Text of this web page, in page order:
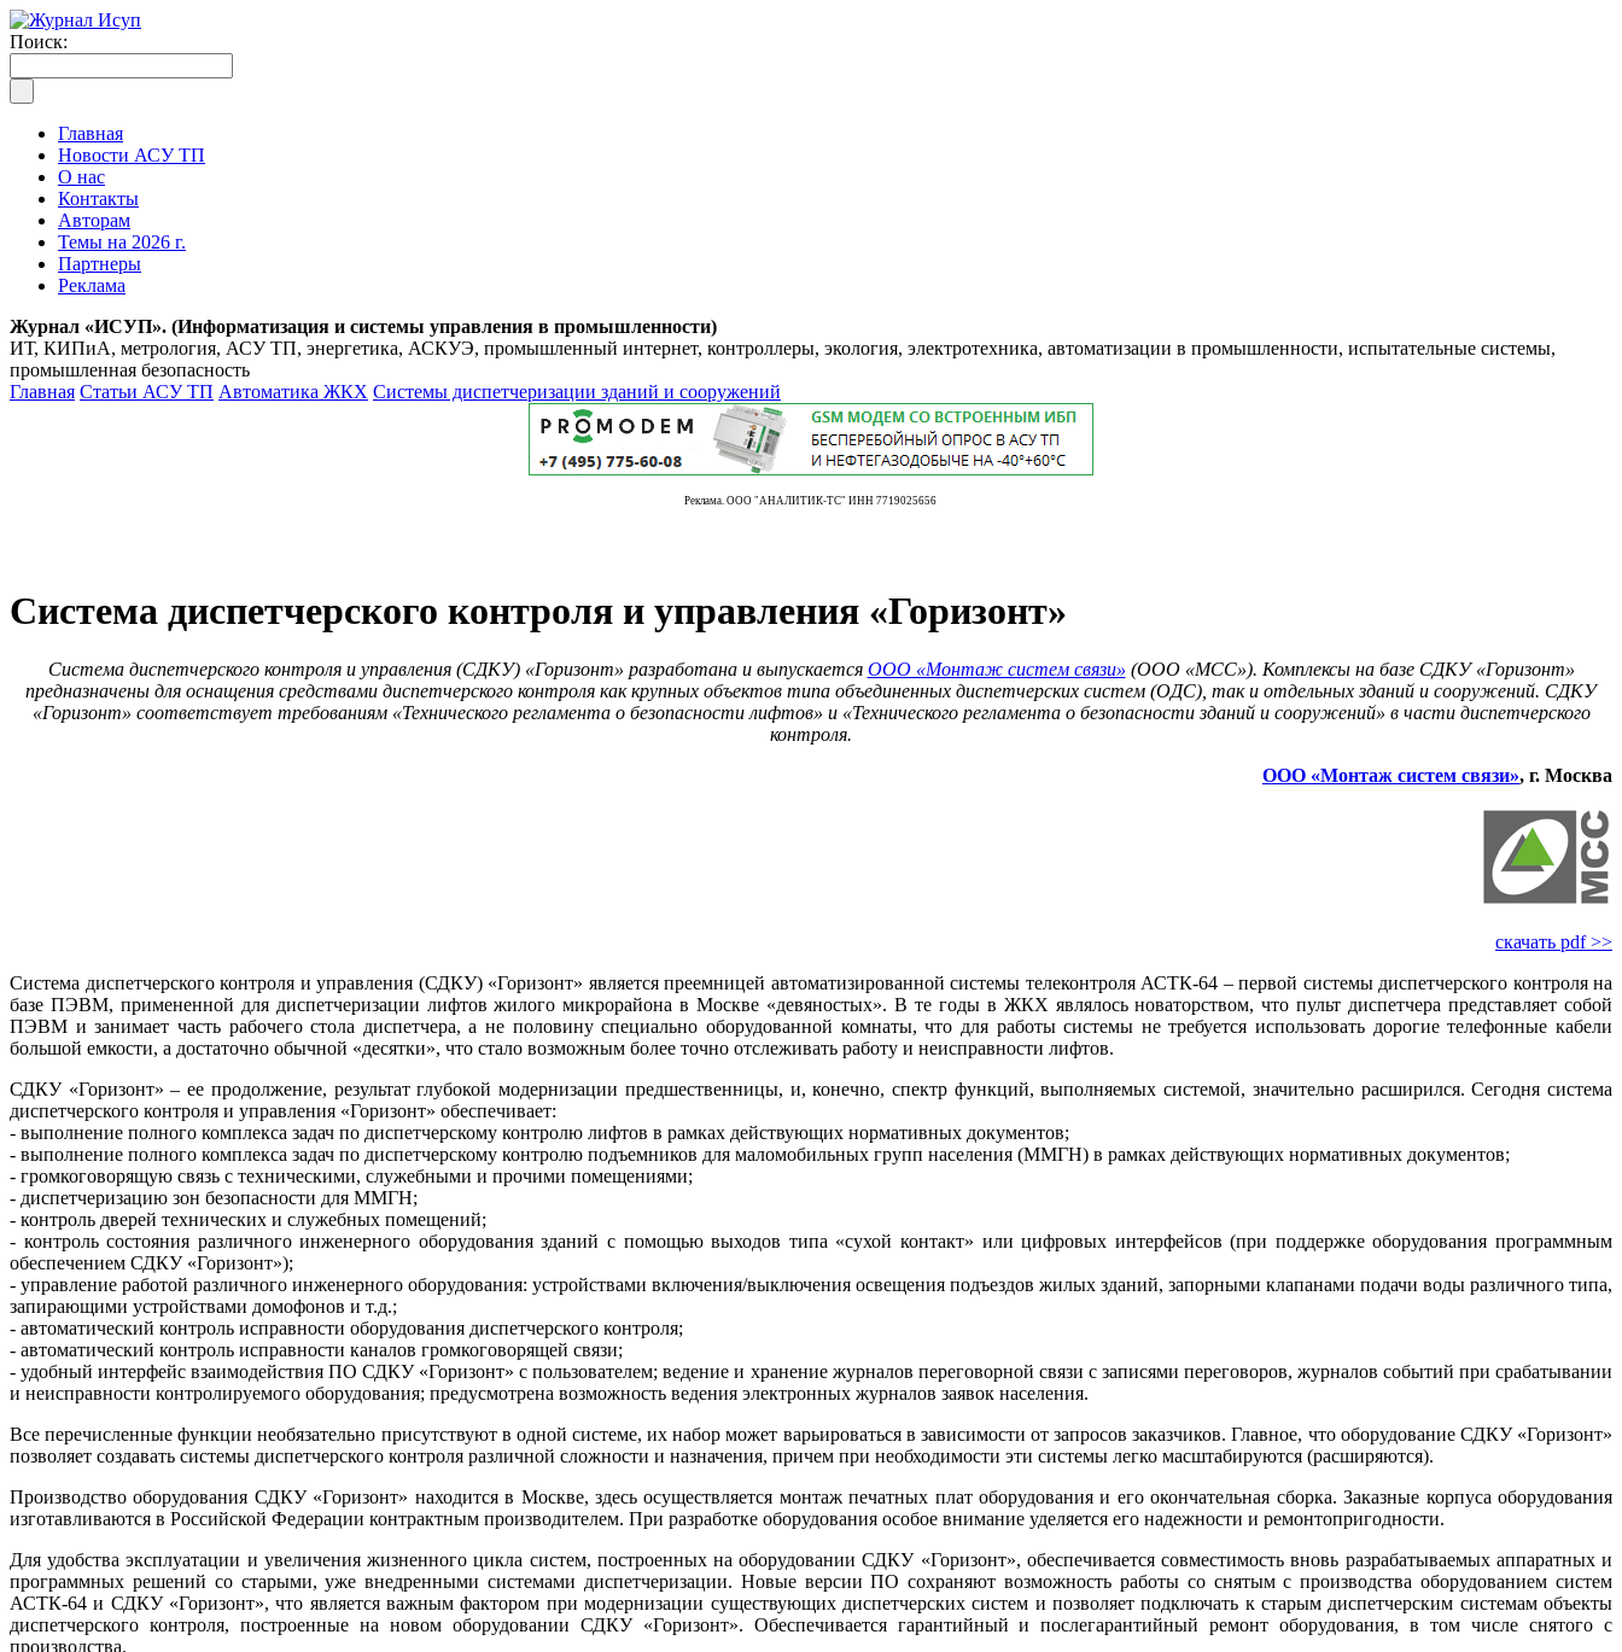
Поиск:
Главная
Новости АСУ ТП
О нас
Контакты
Авторам
Темы на 2026 г.
Партнеры
Реклама
Журнал «ИСУП». (Информатизация и системы управления в промышленности)
ИТ, КИПиА, метрология, АСУ ТП, энергетика, АСКУЭ, промышленный интернет, контроллеры, экология, электротехника, автоматизации в промышленности, испытательные системы,
промышленная безопасность
Главная Статьи АСУ ТП Автоматика ЖКХ Системы диспетчеризации зданий и сооружений
Реклама. ООО "АНАЛИТИК-ТС" ИНН 7719025656
Система диспетчерского контроля и управления «Горизонт»
Система диспетчерского контроля и управления (СДКУ) «Горизонт» разработана и выпускается ООО «Монтаж систем связи» (ООО «МСС»). Комплексы на базе СДКУ «Горизонт»
предназначены для оснащения средствами диспетчерского контроля как крупных объектов типа объединенных диспетчерских систем (ОДС), так и отдельных зданий и сооружений. СДКУ
«Горизонт» соответствует требованиям «Технического регламента о безопасности лифтов» и «Технического регламента о безопасности зданий и сооружений» в части диспетчерского
контроля.
ООО «Монтаж систем связи», г. Москва
скачать pdf >>
Система диспетчерского контроля и управления (СДКУ) «Горизонт» является преемницей автоматизированной системы телеконтроля АСТК-64 – первой системы диспетчерского контроля на
ба­зе ПЭВМ, примененной для диспетчеризации лифтов жилого микрорайона в Москве «девяностых». В те го­ды в ЖКХ являлось новаторством, что пульт диспетчера представляет собой
ПЭВМ и занимает часть рабочего стола диспетчера, а не половину специально оборудованной комнаты, что для работы системы не требуется использовать дорогие телефонные кабели
большой емкости, а достаточно обычной «десятки», что стало возможным более точно отслеживать работу и неисправности лифтов.
СДКУ «Горизонт» – ее продолжение, результат глубокой модернизации предшественницы, и, конечно, спектр функций, выполняемых системой, значительно расширился. Сегодня система
диспетчерского контроля и управления «Горизонт» обеспечивает:
- выполнение полного комплекса задач по диспетчерскому контролю лифтов в рамках действующих нормативных документов;
- выполнение полного комплекса задач по диспетчерскому контролю подъемников для маломобильных групп населения (ММГН) в рамках действующих нормативных документов;
- громкоговорящую связь с техническими, служебными и прочими помещениями;
- диспетчеризацию зон безопасности для ММГН;
- контроль дверей технических и служебных помещений;
- контроль состояния различного инженерного оборудования зданий с помощью выходов ти­па «сухой контакт» или цифровых интерфейсов (при поддержке оборудования программным
обеспечением СДКУ «Горизонт»);
- управление работой различного инженерного оборудования: устройствами включения/выключения освещения подъездов жилых зданий, запорными клапанами подачи во­ды различного ти­па,
запирающими устройствами домофонов и т.д.;
- автоматический контроль исправности оборудования диспетчерского контроля;
- автоматический контроль исправности каналов громкоговорящей связи;
- удобный интерфейс взаимодействия ПО СДКУ «Горизонт» с пользователем; ведение и хранение журналов переговорной связи с записями переговоров, журналов событий при срабатывании
и неисправности контролируемого оборудования; предусмотрена возможность ведения электронных журналов заявок населения.
Все перечисленные функции необязательно присутствуют в одной системе, их набор может варьироваться в зависимости от запросов заказчиков. Главное, что оборудование СДКУ «Горизонт»
позволяет создавать системы диспетчерского контроля различной сложности и назначения, причем при необходимости эти системы легко масштабируются (расширяются).
Производство оборудования СДКУ «Горизонт» находится в Москве, здесь осуществляется монтаж печатных плат оборудования и его окончательная сборка. Заказные корпуса оборудования
изготавливаются в Российской Федерации контрактным производителем. При разработке оборудования особое внимание уделяется его надежности и ремонтопригодности.
Для удобства эксплуатации и увеличения жизненного цикла систем, построенных на оборудовании СДКУ «Горизонт», обеспечивается совместимость вновь разрабатываемых аппаратных и
программных решений со старыми, уже внедренными системами диспетчеризации. Новые версии ПО сохраняют возможность работы со снятым с производства оборудованием систем
АСТК-64 и СДКУ «Горизонт», что является важным фактором при модернизации существующих диспетчерских систем и позволяет подключать к старым диспетчерским системам объекты
диспетчерского контроля, построенные на новом оборудовании СДКУ «Горизонт». Обеспечивается гарантийный и послегарантийный ремонт оборудования, в том числе снятого с
производства.